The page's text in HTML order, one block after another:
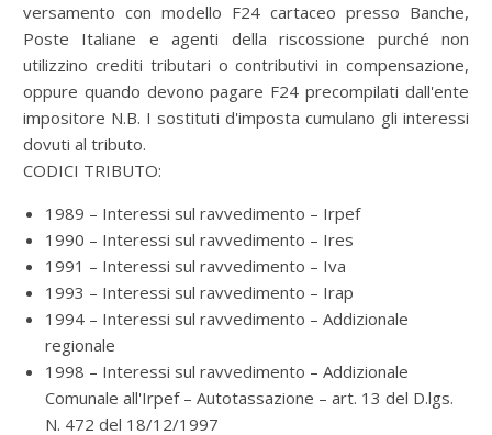
versamento con modello F24 cartaceo presso Banche,
Poste Italiane e agenti della riscossione purché non
utilizzino crediti tributari o contributivi in compensazione,
oppure quando devono pagare F24 precompilati dall'ente
impositore N.B. I sostituti d'imposta cumulano gli interessi
dovuti al tributo.
CODICI TRIBUTO:
1989 – Interessi sul ravvedimento – Irpef
1990 – Interessi sul ravvedimento – Ires
1991 – Interessi sul ravvedimento – Iva
1993 – Interessi sul ravvedimento – Irap
1994 – Interessi sul ravvedimento – Addizionale
regionale
1998 – Interessi sul ravvedimento – Addizionale
Comunale all'Irpef – Autotassazione – art. 13 del D.lgs.
N. 472 del 18/12/1997